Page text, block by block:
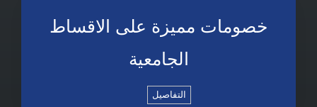
خصومات مميزة على الاقساط
الجامعية
التفاصيل